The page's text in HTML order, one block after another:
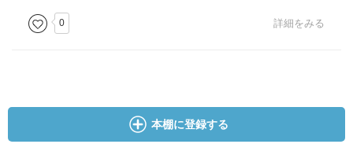
0 詳細をみる
本棚に登録する